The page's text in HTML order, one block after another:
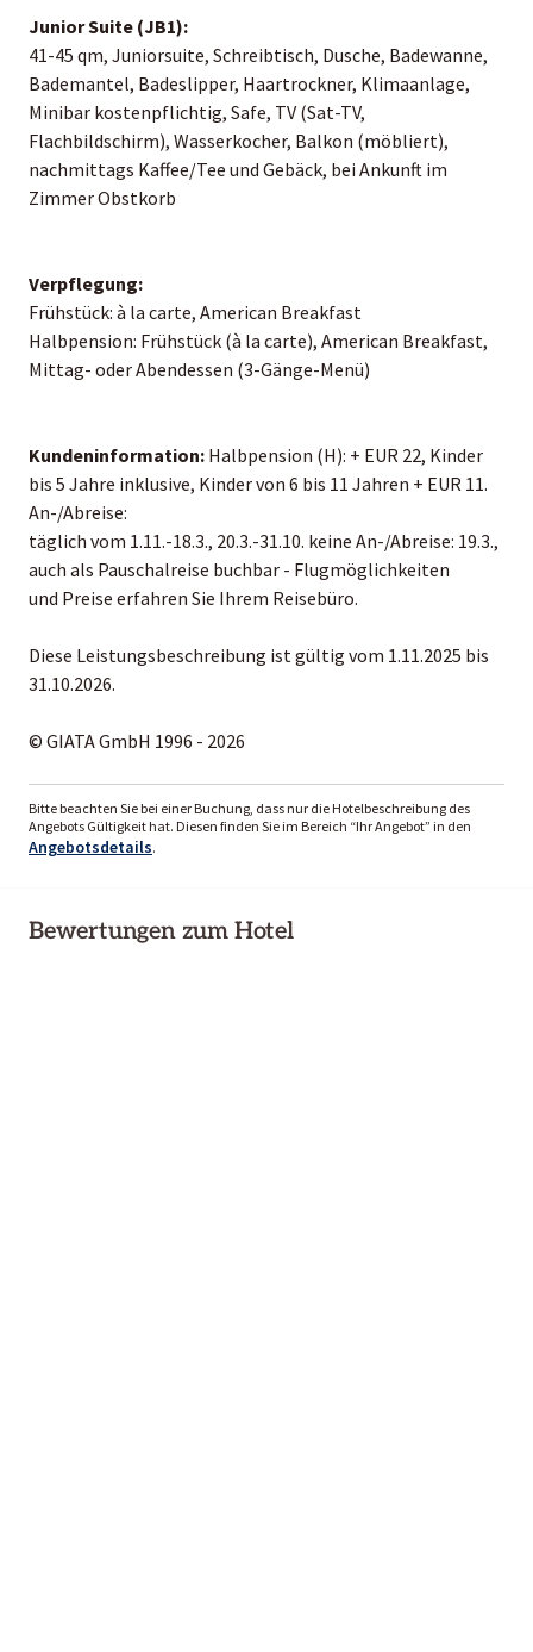
Junior Suite (JB1):
41-45 qm, Juniorsuite, Schreibtisch, Dusche, Badewanne,
Bademantel, Badeslipper, Haartrockner, Klimaanlage,
Minibar kostenpflichtig, Safe, TV (Sat-TV,
Flachbildschirm), Wasserkocher, Balkon (möbliert),
nachmittags Kaffee/Tee und Gebäck, bei Ankunft im
Zimmer Obstkorb
Verpflegung:
Frühstück: à la carte, American Breakfast
Halbpension: Frühstück (à la carte), American Breakfast,
Mittag- oder Abendessen (3-Gänge-Menü)
Kundeninformation: Halbpension (H): + EUR 22, Kinder
bis 5 Jahre inklusive, Kinder von 6 bis 11 Jahren + EUR 11.
An-/Abreise:
täglich vom 1.11.-18.3., 20.3.-31.10. keine An-/Abreise: 19.3.,
auch als Pauschalreise buchbar - Flugmöglichkeiten
und Preise erfahren Sie Ihrem Reisebüro.
Diese Leistungsbeschreibung ist gültig vom 1.11.2025 bis
31.10.2026.
© GIATA GmbH 1996 - 2026
Bitte beachten Sie bei einer Buchung, dass nur die Hotelbeschreibung des
Angebots Gültigkeit hat. Diesen finden Sie im Bereich “Ihr Angebot” in den
Angebotsdetails.
Bewertungen zum Hotel